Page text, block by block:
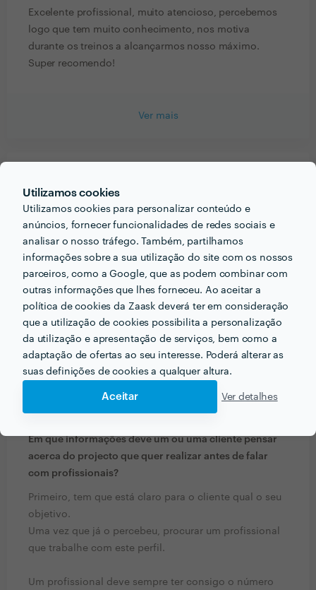
Utilizamos cookies
Utilizamos cookies para personalizar conteúdo e
anúncios, fornecer funcionalidades de redes sociais e
analisar o nosso tráfego. Também, partilhamos
informações sobre a sua utilização do site com os nossos
parceiros, como a Google, que as podem combinar com
outras informações que lhes forneceu. Ao aceitar a
política de cookies da Zaask deverá ter em consideração
que a utilização de cookies possibilita a personalização
da utilização e apresentação de serviços, bem como a
adaptação de ofertas ao seu interesse. Poderá alterar as
suas definições de cookies a qualquer altura.
Aceitar Ver detalhes
Excelente profissional, muito atencioso, percebemos
logo que tem muito conhecimento, nos motiva
durante os treinos a alcançarmos nosso máximo.
Super recomendo!
Ver mais
PERGUNTAS E RESPOSTAS
Em que informações deve um ou uma cliente pensar
acerca do projecto que quer realizar antes de falar
com profissionais?
Primeiro, tem que está claro para o cliente qual o seu
objetivo.
Uma vez que já o percebeu, procurar um profissional
que trabalhe com este perfil.
Um profissional deve sempre ter consigo o número